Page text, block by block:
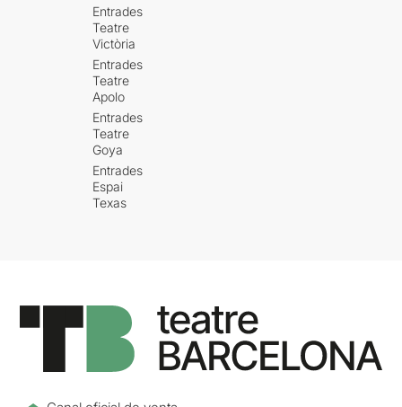
Entrades
Teatre
Victòria
Entrades
Teatre
Apolo
Entrades
Teatre
Goya
Entrades
Espai
Texas